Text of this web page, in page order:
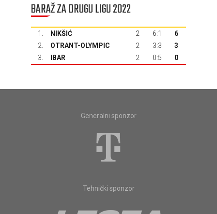
BARAŽ ZA DRUGU LIGU 2022
1. NIKŠIĆ 2 6:1
6
2.
OTRANT-OLYMPIC 2 3:3
3
3.
IBAR 2 0:5 0
Generalni sponzor
Tehnički sponzor